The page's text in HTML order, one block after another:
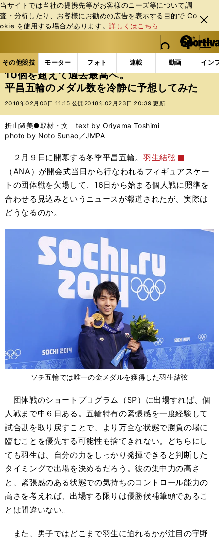
当サイトでは当社の提携先等がお客様のニーズ等について調
査・分析したり、お客様にお勧めの広告を表⽰する⽬的で Co
okie を使⽤する場合があります。詳しくはこちら
閉じ
る
web Sportiva (webスポルティーバ)
検索
マイペ
ー
ジ
メニュ
その他競技 モーター フォト 連載 動画 イン
ス
ポ
ル
バ
その他競技の記事一覧 その他競技 冬季競技 10
10個を超えて過去最高へ。
平昌五輪のメダル数を冷静に予想してみた
2018年02月06日 11:15 公開 2018年02月23日 20:39 更新
折山淑美●取材・文 text by Oriyama Toshimi
photo by Noto Sunao／JMPA
２月９日に開幕する冬季平昌五輪。 羽生結弦
（ANA）が開会式当日から行なわれるフィギュアスケー
トの団体戦を欠場して、16日から始まる個人戦に照準を
合わせる見込みというニュースが報道されたが、実際は
どうなるのか。
ソチ五輪では唯一の金メダルを獲得した羽生結弦
団体戦のショートプログラム（SP）に出場すれば、個
人戦まで中６日ある。五輪特有の緊張感を一度経験して
試合勘を取り戻すことで、より万全な状態で勝負の場に
臨むことを優先する可能性も捨てきれない。どちらにし
ても羽生は、自分の力をしっかり発揮できると判断した
タイミングで出場を決めるだろう。彼の集中力の高さ
と、緊張感のある状態での気持ちのコントロール能力の
高さを考えれば、出場する限りは優勝候補筆頭であるこ
とは間違いない。
また、男子ではどこまで羽生に迫れるかが注目の宇野